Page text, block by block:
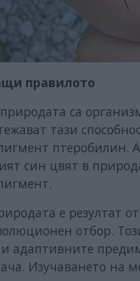
правилото
са
тази
птеробилин.
син цвят в
е резултат
отбор.
адаптивните
Изучаването на